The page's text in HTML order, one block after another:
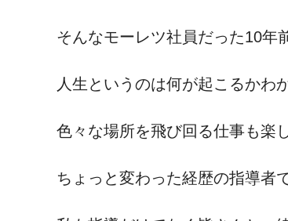
そんなモーレツ社員だった10年
人生というのは何が起こるかわ
色々な場所を飛び回る仕事も楽
ちょっと変わった経歴の指導者